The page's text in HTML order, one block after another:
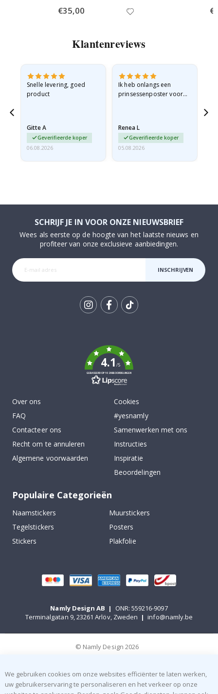
Special
Price
€35,00
Klantenreviews
Snelle levering, goed
product
Gitte A
Geverifieerde koper
06.08.2026
Ik heb onlangs een
prinsessenposter voor
licht…
Renea L
Geverifieerde koper
05.08.2026
SCHRIJF JE IN VOOR ONZE NIEUWSBRIEF
Wees als eerste op de hoogte van het laatste nieuws en
profiteer van onze exclusieve aanbiedingen.
INSCHRIJVEN
4.1/5
GEBASEERD OP 1029 BEOORDELINGEN
Over ons
FAQ
Contacteer ons
Recht om te annuleren
Algemene voorwaarden
Cookies
#yesnamly
Samenwerken met ons
Instructies
Inspiratie
Beoordelingen
Populaire Categorieën
Naamstickers
Muurstickers
Tegelstickers
Posters
Stickers
Plakfolie
Namly Design AB |
ONR: 559216-9097
Terminalgatan 9, 23261 Arlöv, Zweden | info@namly.be
© Namly Design 2026
We gebruiken cookies om onze websites efficiënter te laten werken,
uw gebruikerservaring te personaliseren en het verkeer op onze